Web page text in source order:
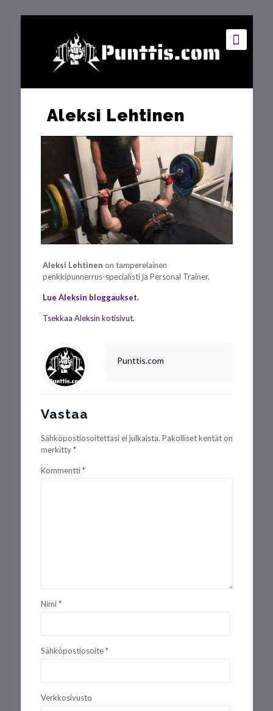
Aleksi Lehtinen
Aleksi Lehtinen on tamperelainen
penkkipunnerrus-specialisti ja Personal Trainer.
Lue Aleksin bloggaukset.
Tsekkaa Aleksin kotisivut.
Punttis.com
Vastaa
Sähköpostiosoitettasi ei julkaista. Pakolliset kentät on
merkitty*
Kommentti*
Nimi*
Sähköpostiosoite*
Verkkosivusto